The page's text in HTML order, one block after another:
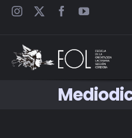
Saltar